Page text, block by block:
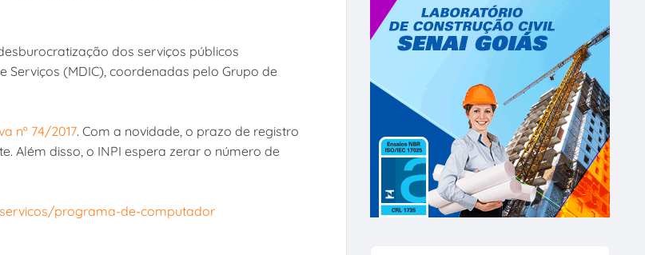
dos serviços públicos
Serviços (MDIC), coordenadas pelo Grupo de
nº 74/2017. Com a novidade, o prazo de registro
Além disso, o INPI espera zerar o número de
programa-de-computador